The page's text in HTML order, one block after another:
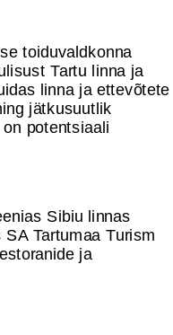
toiduvaldkonna
Tartu linna ja
linna ja ettevõtete
jätkusuutlik
potentsiaali
Sibiu linnas
Tartumaa Turism
ja